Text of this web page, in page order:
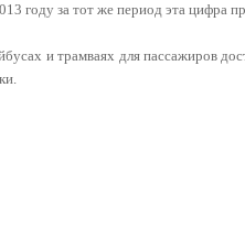
году за тот же период эта цифра
и трамваях для пассажиров